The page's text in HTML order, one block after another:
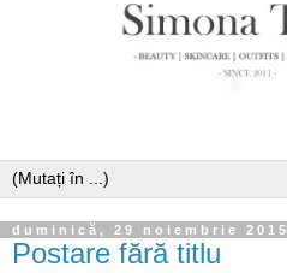
duminică, 29 noiembrie 2015
Postare fără titlu